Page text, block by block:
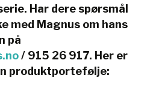
Har dere spørsmål
med Magnus om hans
på
/ 915 26 917. Her er
produktportefølje: